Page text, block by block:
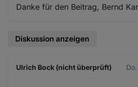
Danke für den Beitrag, Bernd
Diskussion anzeigen
Ulrich Bock (nicht überprüft)